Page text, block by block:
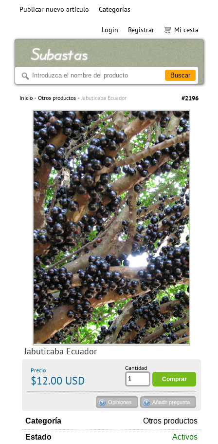
Publicar nuevo articulo Categorías
Login Registrar Mi cesta
Inicio Otros productos Jabuticaba Ecuador #2196
Jabuticaba Ecuador
Precio
$12.00 USD
Cantidad
Opiniones Añadir pregunta
Categoría
Otros productos
Estado
Activos